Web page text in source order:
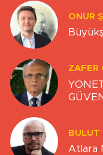
ONUR
ZAFER
BULUT
Atlara